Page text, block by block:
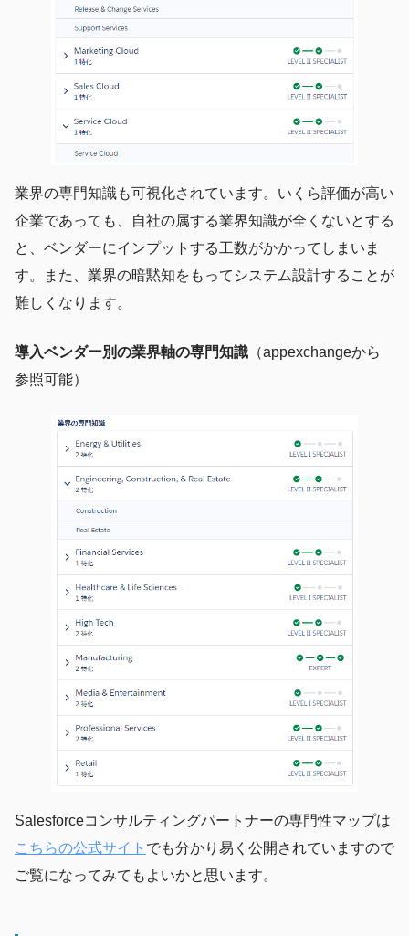
業界の専門知識も可視化されています。いくら評価が高い
企業であっても、自社の属する業界知識が全くないとする
と、ベンダーにインプットする工数がかかってしまいま
す。また、業界の暗黙知をもってシステム設計することが
難しくなります。
導入ベンダー別の業界軸の専門知識 （appexchangeから
参照可能）
Salesforceコンサルティングパートナーの専門性マップは
こちらの公式サイト でも分かり易く公開されていますので
ご覧になってみてもよいかと思います。